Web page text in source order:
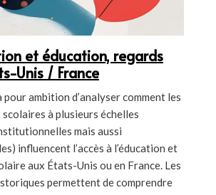
et éducation, regards
Unis / France
ambition d’analyser comment les
à plusieurs échelles
mais aussi
influencent l’accès à l’éducation et
aux États-Unis ou en France. Les
permettent de comprendre